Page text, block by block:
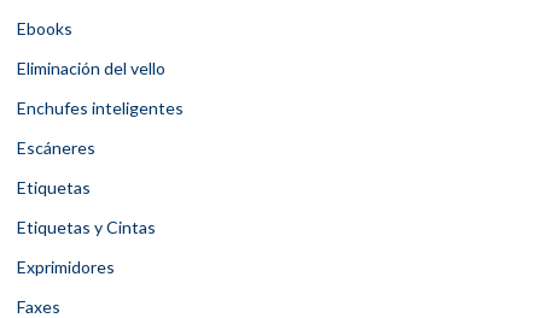
Ebooks
Eliminación del vello
Enchufes inteligentes
Escáneres
Etiquetas
Etiquetas y Cintas
Exprimidores
Faxes